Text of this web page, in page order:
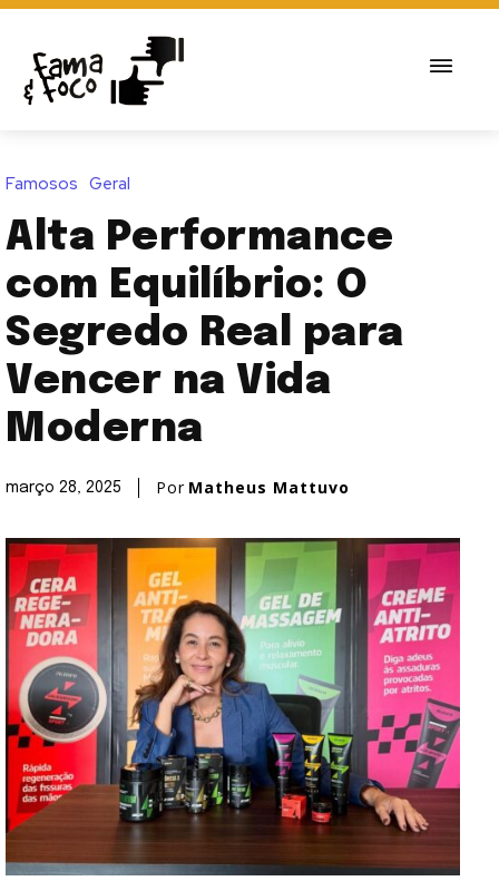
Famosos Geral
Alta Performance
com Equilíbrio: O
Segredo Real para
Vencer na Vida
Moderna
março 28, 2025 Por Matheus Mattuvo